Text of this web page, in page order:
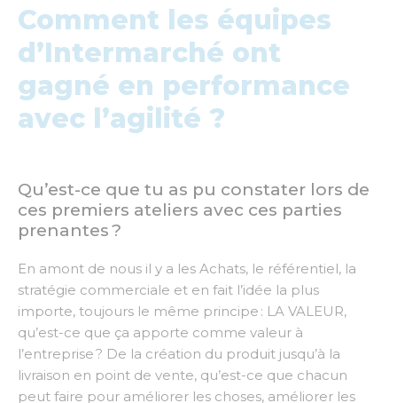
Comment les équipes
d’Intermarché ont
gagné en performance
avec l’agilité ?
Qu’est-ce que tu as pu constater lors de
ces premiers ateliers avec ces parties
prenantes ?
En amont de nous il y a les Achats, le référentiel, la
stratégie commerciale et en fait l’idée la plus
importe, toujours le même principe : LA VALEUR,
qu’est-ce que ça apporte comme valeur à
l’entreprise ? De la création du produit jusqu’à la
livraison en point de vente, qu’est-ce que chacun
peut faire pour améliorer les choses, améliorer les